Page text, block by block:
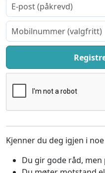
Kjenner du deg igjen i
Du gir gode råd,